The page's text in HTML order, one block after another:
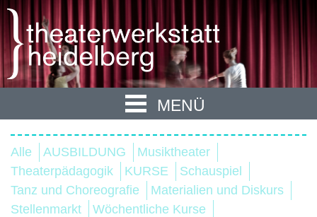
MENÜ
Alle AUSBILDUNG
Musiktheater
Theaterpädagogik
KURSE
Schauspiel
Tanz und Choreografie
Materialien und Diskurs
Stellenmarkt
Wöchentliche Kurse